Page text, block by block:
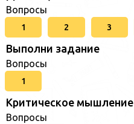
Вопросы
1 2 3
Выполни задание
Вопросы
1
Критическое мышление
Вопросы